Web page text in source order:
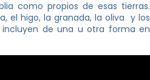
como propios de esas tierras.
el higo, la granada, la oliva y los
incluyen de una u otra forma en